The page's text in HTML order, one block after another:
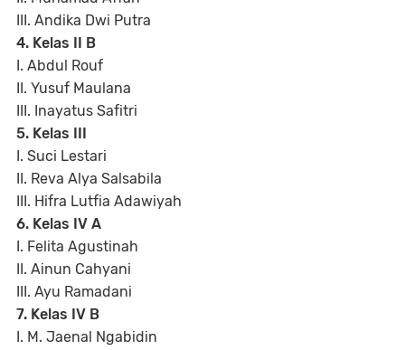
III. Andika Dwi Putra
4. Kelas II B
I. Abdul Rouf
II. Yusuf Maulana
III. Inayatus Safitri
5. Kelas III
I. Suci Lestari
II. Reva Alya Salsabila
III. Hifra Lutfia Adawiyah
6. Kelas IV A
I. Felita Agustinah
II. Ainun Cahyani
III. Ayu Ramadani
7. Kelas IV B
I. M. Jaenal Ngabidin